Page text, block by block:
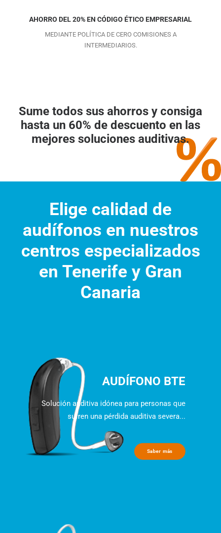
AHORRO DEL 20% EN CÓDIGO ÉTICO EMPRESARIAL
MEDIANTE POLÍTICA DE CERO COMISIONES A
INTERMEDIARIOS.
Sume todos sus ahorros y consiga
hasta un 60% de descuento en las
mejores soluciones auditivas.
Elige calidad de
audífonos en nuestros
centros especializados
en Tenerife y Gran
Canaria
AUDÍFONO BTE
Solución auditiva idónea para personas que
sufren una pérdida auditiva severa...
Saber más